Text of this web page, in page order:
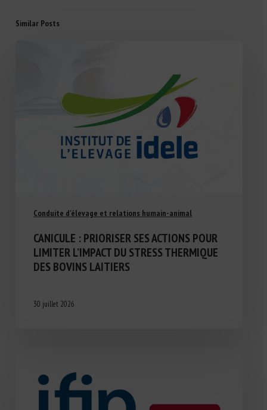
Similar Posts
Conduite d'élevage et relations humain-animal
CANICULE : PRIORISER SES ACTIONS POUR
LIMITER L’IMPACT DU STRESS THERMIQUE
DES BOVINS LAITIERS
30 juillet 2026